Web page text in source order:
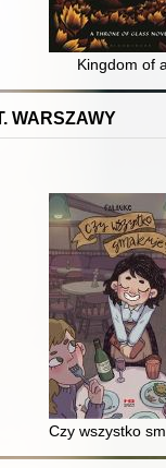
Kingdom of
WARSZAWY
Czy wszystko